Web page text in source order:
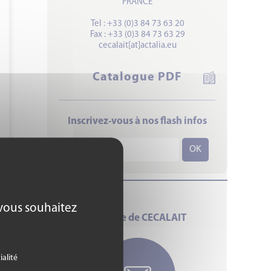
souhaitez
FRANCE
Tel : +33 (0)3 84 73 63 20
Fax : +33 (0)3 84 73 63 29
cecalait[at]actalia.eu
Catalogue PDF
Inscrivez-vous à nos flash infos
La lettre de CECALAIT